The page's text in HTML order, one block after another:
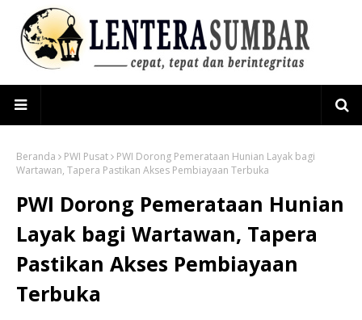
Beranda PWI Pusat
PWI Dorong Pemerataan Hunian Layak bagi
Wartawan, Tapera Pastikan Akses Pembiayaan Terbuka
PWI Dorong Pemerataan Hunian
Layak bagi Wartawan, Tapera
Pastikan Akses Pembiayaan
Terbuka